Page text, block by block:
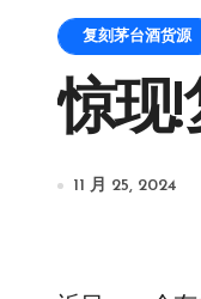
复刻茅台酒货源
惊现!
11 月 25, 2024